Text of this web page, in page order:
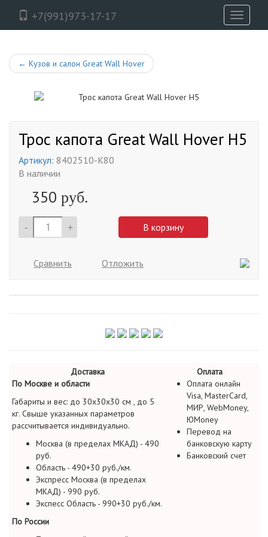
+7(991)973-17-17
Toggle
← Кузов и салон Great Wall Hover
Трос капота Great Wall Hover H5
Артикул: 8402510-K80
В наличии
350 руб.
- + В корзину
Сравнить Отложить
Доставка
Оплата
По Москве и области
Габариты и вес: до 30х30х30 см , до 5
кг. Свыше указанных параметров
рассчитывается индивидуально.
Москва (в пределах МКАД) - 490
руб.
Область - 490+30 руб./км.
Экспресс Москва (в пределах
МКАД) - 990 руб.
Экспесс Область - 990+30 руб./км.
По России
Оплата онлайн
Visa, MasterCard,
МИР, WebMoney,
ЮMoney
Перевод на
банковскую карту
Банковский счет